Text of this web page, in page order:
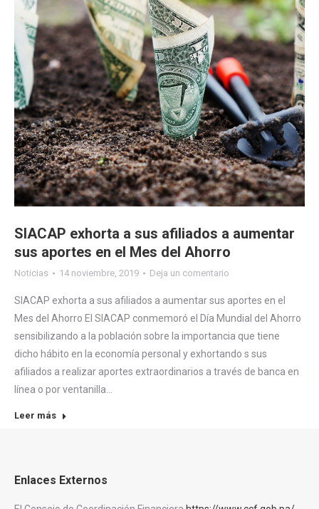
SIACAP exhorta a sus afiliados a aumentar
sus aportes en el Mes del Ahorro
Noticias 14 noviembre, 2019 Deja un comentario
SIACAP exhorta a sus afiliados a aumentar sus aportes en el
Mes del Ahorro El SIACAP conmemoró el Día Mundial del Ahorro
sensibilizando a la población sobre la importancia que tiene
dicho hábito en la economía personal y exhortando s sus
afiliados a realizar aportes extraordinarios a través de banca en
línea o por ventanilla…
Leer más
Enlaces Externos